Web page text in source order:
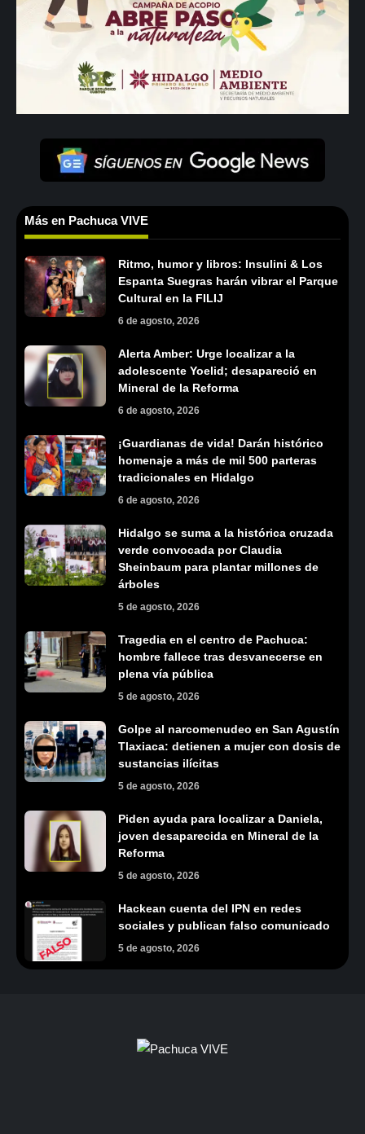
Más en Pachuca VIVE
Ritmo, humor y libros: Insulini & Los
Espanta Suegras harán vibrar el Parque
Cultural en la FILIJ
6 de agosto, 2026
Alerta Amber: Urge localizar a la
adolescente Yoelid; desapareció en
Mineral de la Reforma
6 de agosto, 2026
¡Guardianas de vida! Darán histórico
homenaje a más de mil 500 parteras
tradicionales en Hidalgo
6 de agosto, 2026
Hidalgo se suma a la histórica cruzada
verde convocada por Claudia
Sheinbaum para plantar millones de
árboles
5 de agosto, 2026
Tragedia en el centro de Pachuca:
hombre fallece tras desvanecerse en
plena vía pública
5 de agosto, 2026
Golpe al narcomenudeo en San Agustín
Tlaxiaca: detienen a mujer con dosis de
sustancias ilícitas
5 de agosto, 2026
Piden ayuda para localizar a Daniela,
joven desaparecida en Mineral de la
Reforma
5 de agosto, 2026
Hackean cuenta del IPN en redes
sociales y publican falso comunicado
5 de agosto, 2026